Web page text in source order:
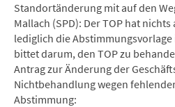
Standortänderung mit auf den
Mallach (SPD): Der TOP hat
lediglich die
bittet darum, den TOP zu
Antrag zur Änderung der
Nichtbehandlung wegen
Abstimmung: